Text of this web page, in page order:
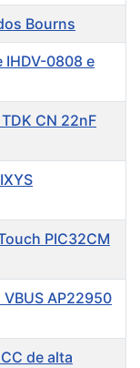
Bourns
IHDV-0808 e
CN 22nF
PIC32CM
AP22950
de alta